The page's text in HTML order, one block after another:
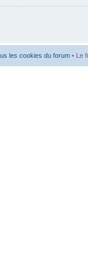
les cookies du forum • Le